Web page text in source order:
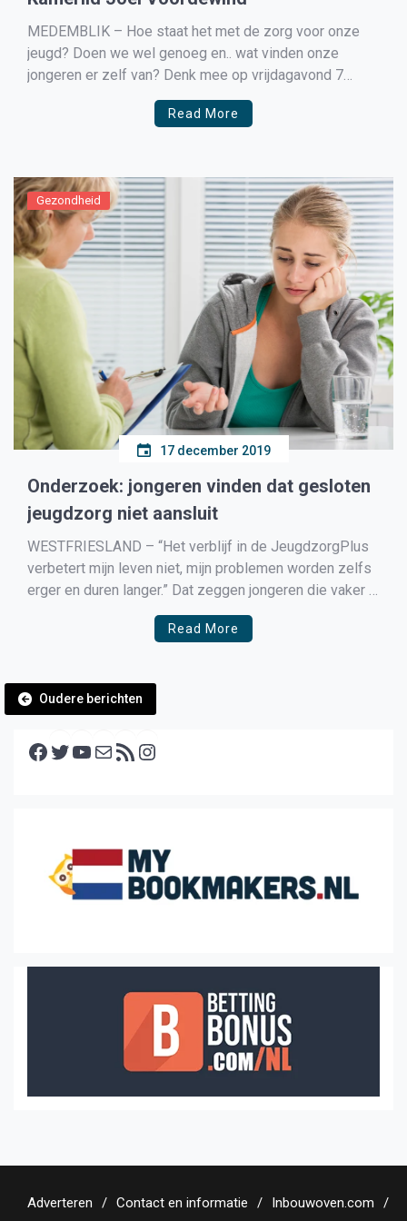
MEDEMBLIK – Hoe staat het met de zorg voor onze
jeugd? Doen we wel genoeg en.. wat vinden onze
jongeren er zelf van? Denk mee op vrijdagavond 7
februari in Medemblik samen met onder meer Joël
Voordewind, tweede Kamerlid van de ChristenUnie. Ook
Read More
Gezondheid
17 december 2019
Onderzoek: jongeren vinden dat gesloten
jeugdzorg niet aansluit
WESTFRIESLAND – “Het verblijf in de JeugdzorgPlus
verbetert mijn leven niet, mijn problemen worden zelfs
erger en duren langer.” Dat zeggen jongeren die vaker in
de gesloten jeugdzorg hebben verbleven en die
meededen aan een onderzoek naar de aansluiting van
Read More
Berichtennavigatie
Oudere berichten
Facebook Twitter YouTube E-mail RSS feed
Adverteren Contact en informatie Inbouwoven.com